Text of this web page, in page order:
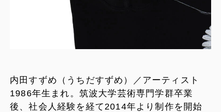
内田すずめ（うちだすずめ）／アーティスト
1986年生まれ。筑波大学芸術専門学群卒業
後、社会人経験を経て2014年より制作を開始